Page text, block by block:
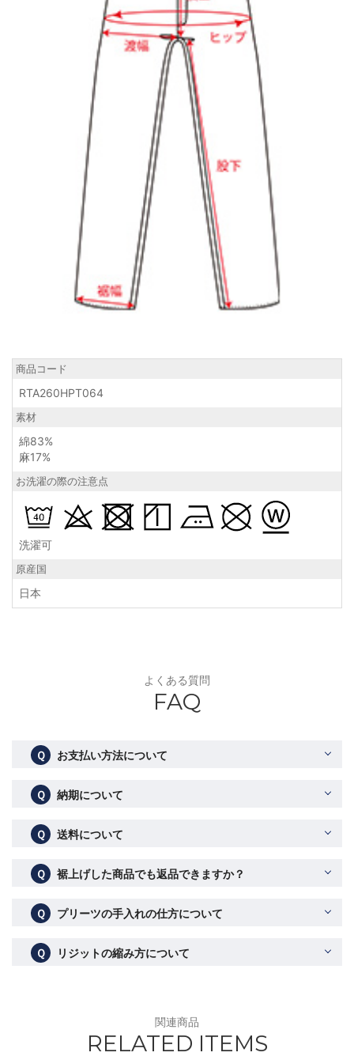
商品コード
RTA260HPT064
素材
綿83%
麻17%
お洗濯の際の注意点
洗濯可
原産国
日本
よくある質問
FAQ
Ｑ お支払い方法について
Ｑ 納期について
Ｑ 送料について
Ｑ 裾上げした商品でも返品できますか？
Ｑ プリーツの手入れの仕方について
Ｑ リジットの縮み方について
関連商品
RELATED ITEMS